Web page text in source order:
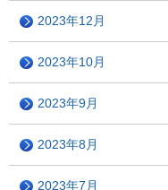
2023年12月
2023年10月
2023年9月
2023年8月
2023年7月